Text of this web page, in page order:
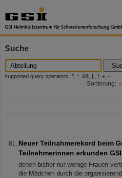
Suche
supported query operators: ?, *, &&, ||, !, +, -
Sortierung:
Neuer Teilnahmerekord beim
Teilnehmerinnen erkunden
denen bisher nur wenige Frauen
die Mädchen durch die